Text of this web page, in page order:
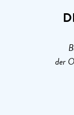
der